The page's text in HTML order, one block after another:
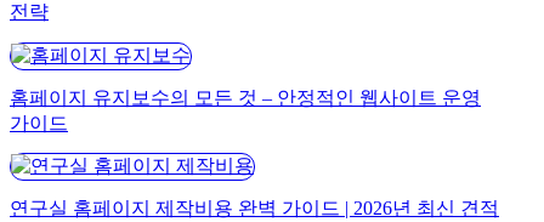
전략
홈페이지 유지보수의 모든 것 – 안정적인 웹사이트 운영
가이드
연구실 홈페이지 제작비용 완벽 가이드 | 2026년 최신 견적